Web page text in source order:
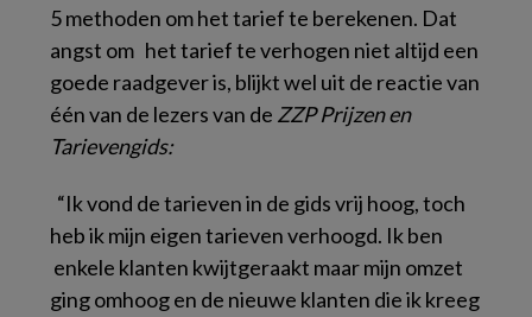
5 methoden om het tarief te berekenen. Dat
angst om het tarief te verhogen niet altijd een
goede raadgever is, blijkt wel uit de reactie van
één van de lezers van de ZZP Prijzen en
Tarievengids:
“Ik vond de tarieven in de gids vrij hoog, toch
heb ik mijn eigen tarieven verhoogd. Ik ben
enkele klanten kwijtgeraakt maar mijn omzet
ging omhoog en de nieuwe klanten die ik kreeg